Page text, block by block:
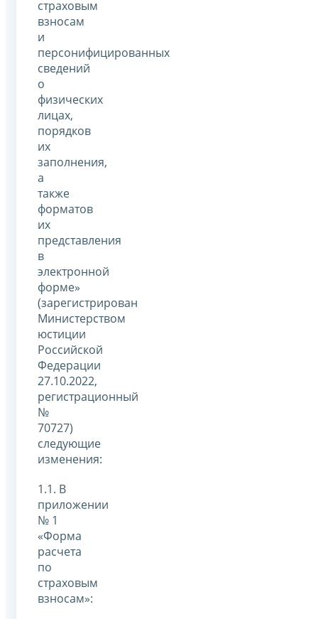
страховым
взносам
и
персонифицированных
сведений
о
физических
лицах,
порядков
их
заполнения,
а
также
форматов
их
представления
в
электронной
форме»
(зарегистрирован
Министерством
юстиции
Российской
Федерации
27.10.2022,
регистрационный
№
70727)
следующие
изменения:
1.1. В
приложении
№ 1
«Форма
расчета
по
страховым
взносам»: